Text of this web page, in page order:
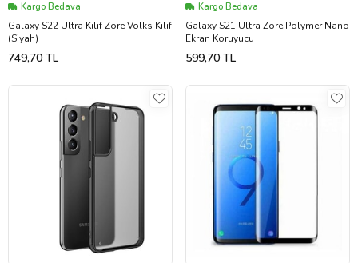
Kargo Bedava
Galaxy S22 Ultra Kılıf Zore Volks Kılıf
(Siyah)
749,70 TL
Kargo Bedava
Galaxy S21 Ultra Zore Polymer Nano
Ekran Koruyucu
599,70 TL